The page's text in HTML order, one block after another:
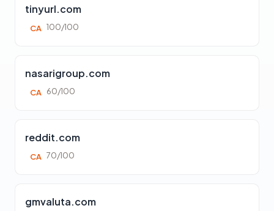
tinyurl.com
CA 100/100
nasarigroup.com
CA 60/100
reddit.com
CA 70/100
gmvaluta.com